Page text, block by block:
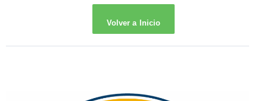
Volver a Inicio